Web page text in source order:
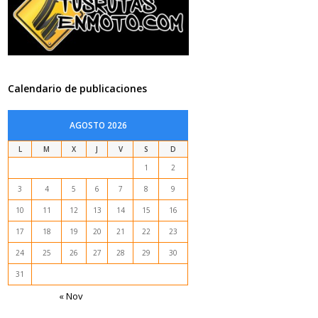
Calendario de publicaciones
AGOSTO 2026
L M X J V S
D
1
2
3 4 5 6 7 8 9
10 11 12 13 14 15 16
17 18 19 20 21 22 23
24 25 26 27 28 29 30
31
« Nov